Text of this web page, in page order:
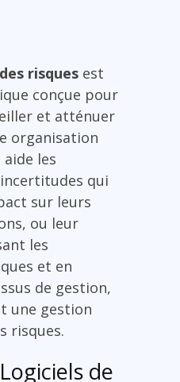
risques est
conçue pour
et atténuer
organisation
les
qui
sur leurs
ou leur
les
et en
de gestion,
une gestion
risques.
de